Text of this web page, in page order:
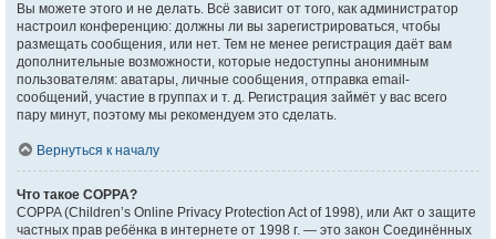
Вы можете этого и не делать. Всё зависит от того, как администратор
настроил конференцию: должны ли вы зарегистрироваться, чтобы
размещать сообщения, или нет. Тем не менее регистрация даёт вам
дополнительные возможности, которые недоступны анонимным
пользователям: аватары, личные сообщения, отправка email-
сообщений, участие в группах и т. д. Регистрация займёт у вас всего
пару минут, поэтому мы рекомендуем это сделать.
Вернуться к началу
Что такое COPPA?
COPPA (Children’s Online Privacy Protection Act of 1998), или Акт о защите
частных прав ребёнка в интернете от 1998 г. — это закон Соединённых